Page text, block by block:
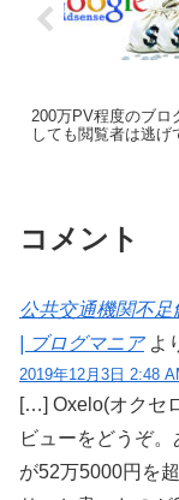
200万PV程度のブロ
しても閲覧者は逃げ
コメント
公共交通機関不
| ブログマニア よ
2019年12月3日 2:48
[…] Oxelo(オクセ
ビューをどうぞ
が52万5000円を